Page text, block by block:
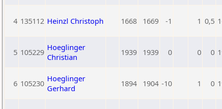
4 135112 Heinzl Christoph 1668 1669 -1 1 0,5
5 105229 Hoeglinger
Christian
1939 1939 0 0 0
6 105230 Hoeglinger
Gerhard
1894 1904 -10 1 0